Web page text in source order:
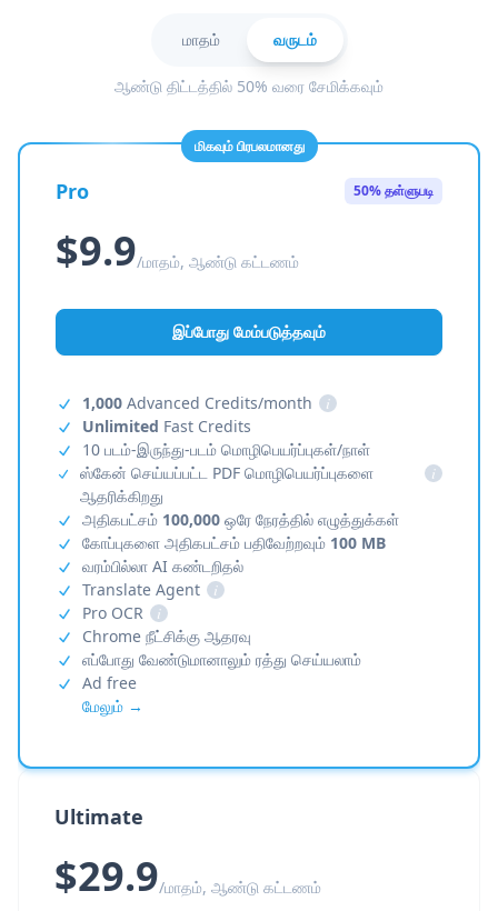
மாதம் வருடம்
ஆண்டு திட்டத்தில் 50% வரை சேமிக்கவும்
மிகவும் பிரபலமானது
Pro 50% தள்ளுபடி
$9.9/மாதம், ஆண்டு கட்டணம்
இப்போது மேம்படுத்தவும்
1,000 Advanced Credits/month
i
Unlimited Fast Credits
10 படம்-இருந்து-படம் மொழிபெயர்ப்புகள்/நாள்
ஸ்கேன் செய்யப்பட்ட PDF மொழிபெயர்ப்புகளை
ஆதரிக்கிறது
i
அதிகபட்சம் 100,000 ஒரே நேரத்தில் எழுத்துக்கள்
கோப்புகளை அதிகபட்சம் பதிவேற்றவும் 100 MB
வரம்பில்லா AI கண்டறிதல்
Translate Agent
i
Pro OCR
i
Chrome நீட்சிக்கு ஆதரவு
எப்போது வேண்டுமானாலும் ரத்து செய்யலாம்
Ad free
மேலும் →
Ultimate
$29.9/மாதம், ஆண்டு கட்டணம்